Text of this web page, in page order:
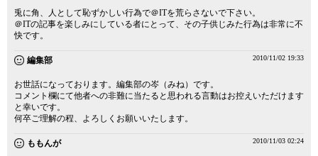
兎に角、人として恥ずかしい行為で＠ITを荒らさないで下さい。
＠ITの記事を楽しみにしている者にとって、その子供じみた行為は非常に不
快です。
編集部 2010/11/02 19:33
お世話になっております。編集部の岑（みね）です。
コメント欄にて他者への非難に当たると思われる言動はお控えいただけます
と幸いです。
何卒ご理解の程、よろしくお願いいたします。
ももんが 2010/11/03 02:24